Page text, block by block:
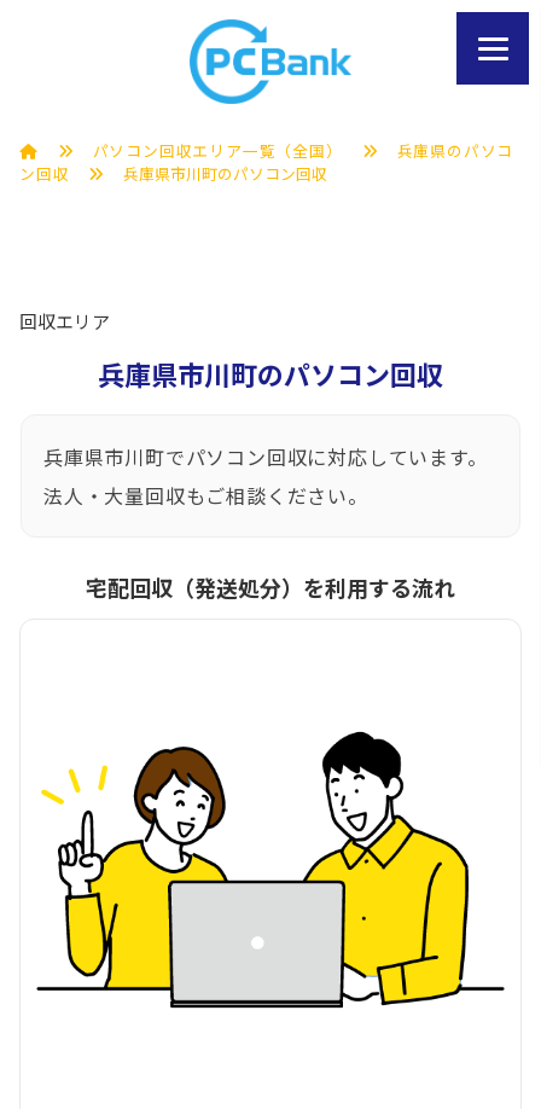
パソコン回収エリア一覧（全国）
兵庫県のパソコ
ン回収
兵庫県市川町のパソコン回収
回収エリア
兵庫県市川町のパソコン回収
兵庫県市川町でパソコン回収に対応しています。
法人・大量回収もご相談ください。
宅配回収（発送処分）を利用する流れ